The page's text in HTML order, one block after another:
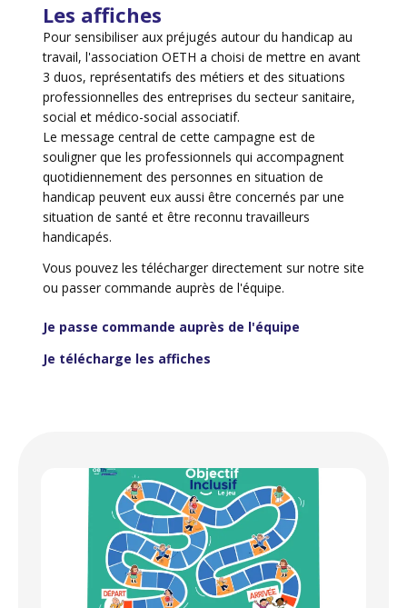
Les affiches
Pour sensibiliser aux préjugés autour du handicap au
travail, l'association OETH a choisi de mettre en avant
3 duos, représentatifs des métiers et des situations
professionnelles des entreprises du secteur sanitaire,
social et médico-social associatif.
Le message central de cette campagne est de
souligner que les professionnels qui accompagnent
quotidiennement des personnes en situation de
handicap peuvent eux aussi être concernés par une
situation de santé et être reconnu travailleurs
handicapés.
Vous pouvez les télécharger directement sur notre site
ou passer commande auprès de l'équipe.
Je passe commande auprès de l'équipe
Je télécharge les affiches